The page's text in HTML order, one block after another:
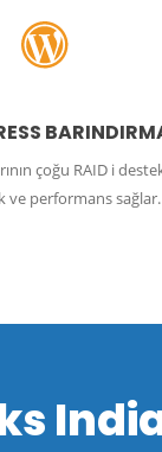
çoğu RAID i
ve performans sağlar.